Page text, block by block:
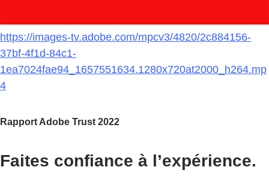
https://images-tv.adobe.com/mpcv3/4820/2c884156-
37bf-4f1d-84c1-
1ea7024fae94_1657551634.1280x720at2000_h264.mp
4
Rapport Adobe Trust 2022
Faites confiance à l’expérience.